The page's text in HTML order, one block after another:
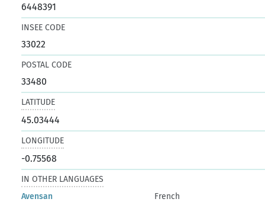
6448391
INSEE CODE
33022
POSTAL CODE
33480
LATITUDE
45.03444
LONGITUDE
-0.75568
IN OTHER LANGUAGES
Avensan
French